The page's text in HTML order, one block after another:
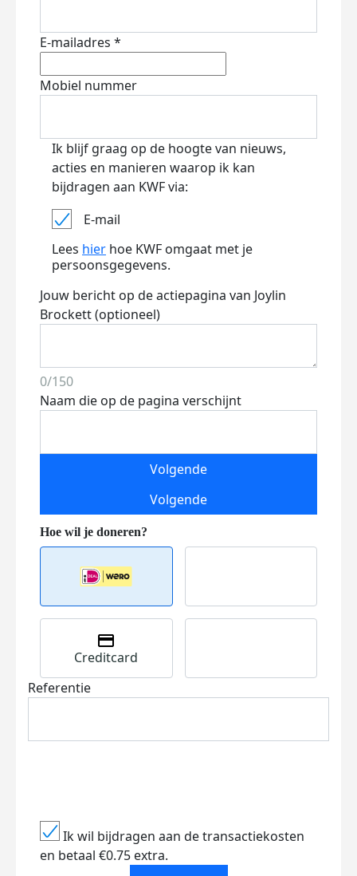
E-mailadres *
Mobiel nummer
Ik blijf graag op de hoogte van nieuws,
acties en manieren waarop ik kan
bijdragen aan KWF via:
E-mail
Lees hier hoe KWF omgaat met je
persoonsgegevens.
Jouw bericht op de actiepagina van Joylin
Brockett (optioneel)
0/150
Naam die op de pagina verschijnt
Volgende
Volgende
Creditcard
Referentie
Ik wil bijdragen aan de transactiekosten
en betaal €0.75 extra.